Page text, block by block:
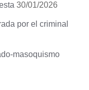
30/01/2026
por el criminal
masoquismo